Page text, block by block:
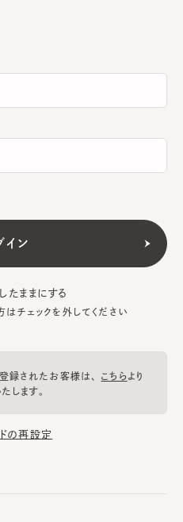
たままにする
チェックを外してください
録されたお客様は、 こちらより
します。
の再設定